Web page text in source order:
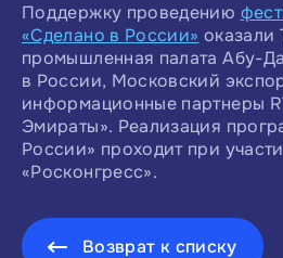
Поддержку проведению
«Сделано в России» оказали
промышленная палата Абу-
в России, Московский
информационные партнеры
Эмираты». Реализация
России» проходит при
«Росконгресс».
Возврат к списку